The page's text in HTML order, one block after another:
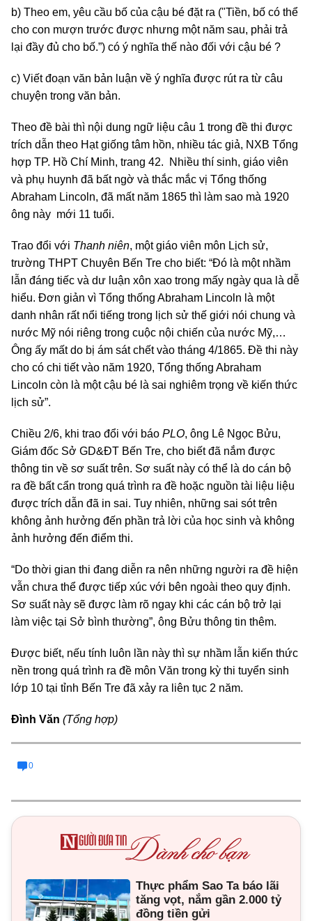
b) Theo em, yêu cầu bố của cậu bé đặt ra ("Tiền, bố có thể
cho con mượn trước được nhưng một năm sau, phải trả
lại đầy đủ cho bố.”) có ý nghĩa thế nào đối với cậu bé ?
c) Viết đoạn văn bản luận về ý nghĩa được rút ra từ câu
chuyện trong văn bản.
Theo đề bài thì nội dung ngữ liệu câu 1 trong đề thi được
trích dẫn theo Hạt giống tâm hồn, nhiều tác giả, NXB Tổng
hợp TP. Hồ Chí Minh, trang 42. Nhiều thí sinh, giáo viên
và phụ huynh đã bất ngờ và thắc mắc vị Tổng thống
Abraham Lincoln, đã mất năm 1865 thì làm sao mà 1920
ông này mới 11 tuổi.
Trao đổi với Thanh niên, một giáo viên môn Lịch sử,
trường THPT Chuyên Bến Tre cho biết: “Đó là một nhầm
lẫn đáng tiếc và dư luận xôn xao trong mấy ngày qua là dễ
hiểu. Đơn giản vì Tổng thống Abraham Lincoln là một
danh nhân rất nổi tiếng trong lịch sử thế giới nói chung và
nước Mỹ nói riêng trong cuộc nội chiến của nước Mỹ,…
Ông ấy mất do bị ám sát chết vào tháng 4/1865. Đề thi này
cho có chi tiết vào năm 1920, Tổng thống Abraham
Lincoln còn là một cậu bé là sai nghiêm trọng về kiến thức
lịch sử”.
Chiều 2/6, khi trao đổi với báo PLO, ông Lê Ngọc Bửu,
Giám đốc Sở GD&ĐT Bến Tre, cho biết đã nắm được
thông tin về sơ suất trên. Sơ suất này có thể là do cán bộ
ra đề bất cẩn trong quá trình ra đề hoặc nguồn tài liệu liệu
được trích dẫn đã in sai. Tuy nhiên, những sai sót trên
không ảnh hưởng đến phần trả lời của học sinh và không
ảnh hưởng đến điểm thi.
“Do thời gian thi đang diễn ra nên những người ra đề hiện
vẫn chưa thể được tiếp xúc với bên ngoài theo quy định.
Sơ suất này sẽ được làm rõ ngay khi các cán bộ trở lại
làm việc tại Sở bình thường”, ông Bửu thông tin thêm.
Được biết, nếu tính luôn lần này thì sự nhầm lẫn kiến thức
nền trong quá trình ra đề môn Văn trong kỳ thi tuyển sinh
lớp 10 tại tỉnh Bến Tre đã xảy ra liên tục 2 năm.
Đình Văn (Tổng hợp)
0
Thực phẩm Sao Ta báo lãi
tăng vọt, nắm gần 2.000 tỷ
đồng tiền gửi